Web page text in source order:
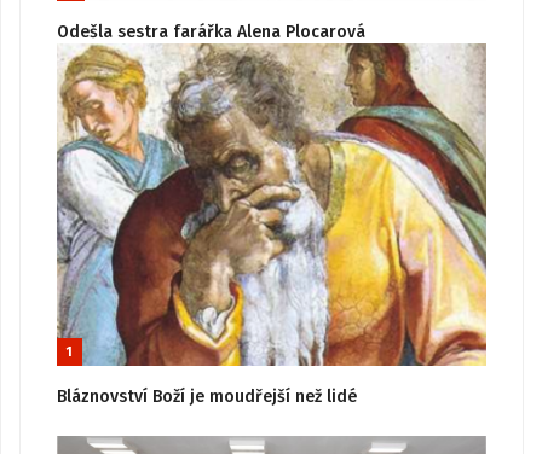
Odešla sestra farářka Alena Plocarová
1
Bláznovství Boží je moudřejší než lidé